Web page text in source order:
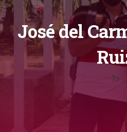
José del
?>